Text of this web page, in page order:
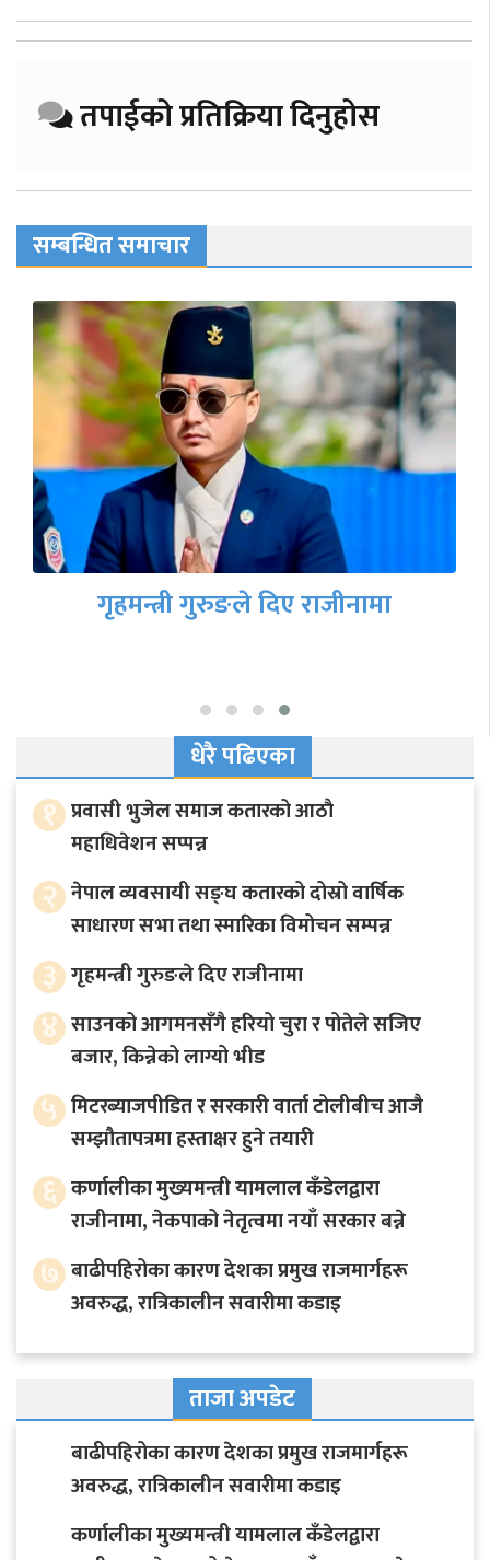
तपाईको प्रतिक्रिया दिनुहोस
सम्बन्धित समाचार
गृहमन्त्री गुरुङले दिए राजीनामा
धेरै पढिएका
१ प्रवासी भुजेल समाज कतारको आठाै
महाधिवेशन सप्पन्न
२ नेपाल व्यवसायी सङ्घ कतारको दोस्रो वार्षिक
साधारण सभा तथा स्मारिका विमोचन सम्पन्न
३ गृहमन्त्री गुरुङले दिए राजीनामा
४ साउनको आगमनसँगै हरियो चुरा र पोतेले सजिए
बजार, किन्नेको लाग्यो भीड
५ मिटरब्याजपीडित र सरकारी वार्ता टोलीबीच आजै
सम्झौतापत्रमा हस्ताक्षर हुने तयारी
६ कर्णालीका मुख्यमन्त्री यामलाल कँडेलद्वारा
राजीनामा, नेकपाको नेतृत्वमा नयाँ सरकार बन्ने
७ बाढीपहिरोका कारण देशका प्रमुख राजमार्गहरू
अवरुद्ध, रात्रिकालीन सवारीमा कडाइ
ताजा अपडेट
बाढीपहिरोका कारण देशका प्रमुख राजमार्गहरू
अवरुद्ध, रात्रिकालीन सवारीमा कडाइ
कर्णालीका मुख्यमन्त्री यामलाल कँडेलद्वारा